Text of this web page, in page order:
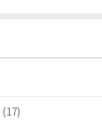
(17)